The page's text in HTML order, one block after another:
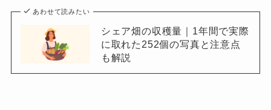
あわせて読みたい
シェア畑の収穫量｜1年間で実際
に取れた252個の写真と注意点
も解説